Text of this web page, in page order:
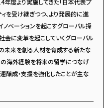
しよう！
年度より実施してきた「日本代表プ
を受け継ぎつつ、より発展的に進
ノベーションを起こすグローバル探
社会に変革を起こしていくグローバル
未来を創る人材を育成する新たな
の海外経験を将来の留学につなげ
醸成・支援を強化したことが主な